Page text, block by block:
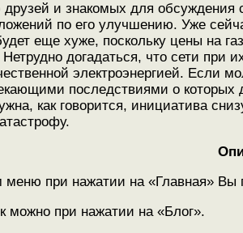
и знакомых для обсуждения
по его улучшению. Уже
еще хуже, поскольку цены на
Нетрудно догадаться, что сети
электроэнергией. Если
последствиями о
как говорится, инициатива
меню при нажатии на «Главная» Вы
можно при нажатии на «Блог».